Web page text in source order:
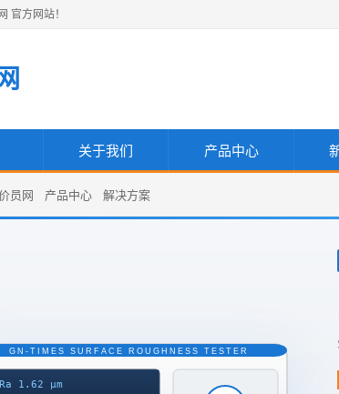
官方网站！
关于我们 产品中心
员网 产品中心 解决方案
GN-TIMES SURFACE ROUGHNESS TESTER
Ra 1.62 μm